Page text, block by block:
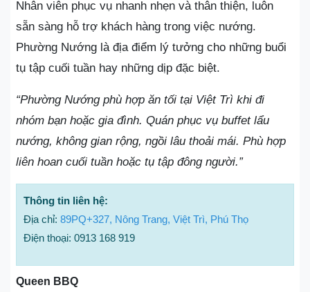
Nhân viên phục vụ nhanh nhẹn và thân thiện, luôn
sẵn sàng hỗ trợ khách hàng trong việc nướng.
Phường Nướng là địa điểm lý tưởng cho những buổi
tụ tập cuối tuần hay những dịp đặc biệt.
“Phường Nướng phù hợp ăn tối tại Việt Trì khi đi
nhóm bạn hoặc gia đình. Quán phục vụ buffet lẩu
nướng, không gian rộng, ngồi lâu thoải mái. Phù hợp
liên hoan cuối tuần hoặc tụ tập đông người.”
Thông tin liên hệ:
Địa chỉ: 89PQ+327, Nông Trang, Việt Trì, Phú Thọ
Điện thoại: 0913 168 919
Queen BBQ